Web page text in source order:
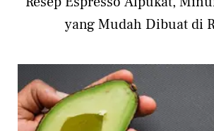
yang Mudah Dibuat di